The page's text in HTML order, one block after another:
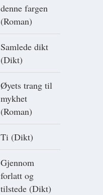
denne fargen
(Roman)
Samlede dikt
(Dikt)
Øyets trang til
mykhet
(Roman)
Ti (Dikt)
Gjennom
forlatt og
tilstede (Dikt)